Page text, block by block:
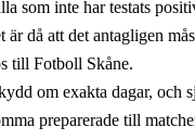
som inte har testats
är då att det antagligen
till Fotboll Skåne.
om exakta dagar,
preparerade till